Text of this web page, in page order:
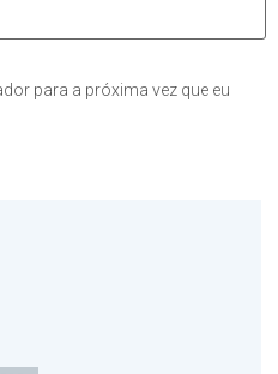
para a próxima vez que eu